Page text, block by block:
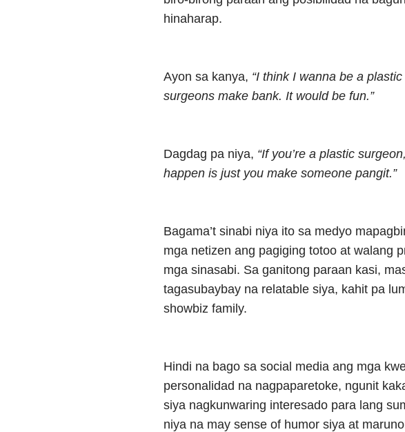
hinaharap.
Ayon sa kanya, “I think I wanna be a
surgeons make bank. It would be fun.”
Dagdag pa niya, “If you’re a plastic
happen is just you make someone pangit.”
Bagama’t sinabi niya ito sa medyo
mga netizen ang pagiging totoo at walang
mga sinasabi. Sa ganitong paraan kasi,
tagasubaybay na relatable siya, kahit pa
showbiz family.
Hindi na bago sa social media ang mga
personalidad na nagpaparetoke, ngunit
siya nagkunwaring interesado para lang
niya na may sense of humor siya at